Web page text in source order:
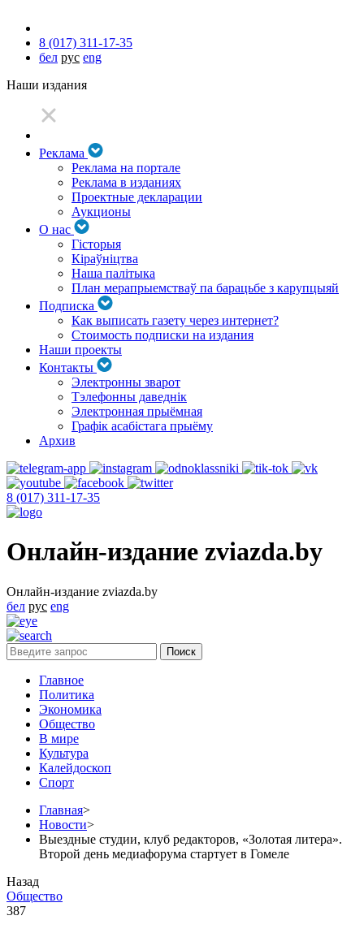
8 (017) 311-17-35
бел рус eng
Наши издания
Реклама
Реклама на портале
Реклама в изданиях
Проектные декларации
Аукционы
О нас
Гісторыя
Кіраўніцтва
Наша палітыка
План мерапрыемстваў па барацьбе з карупцыяй
Подписка
Как выписать газету через интернет?
Стоимость подписки на издания
Наши проекты
Контакты
Электронны зварот
Тэлефонны даведнік
Электронная прыёмная
Графік асабістага прыёму
Архив
8 (017) 311-17-35
Онлайн-издание zviazda.by
Онлайн-издание zviazda.by
бел рус eng
Главное
Политика
Экономика
Общество
В мире
Культура
Калейдоскоп
Спорт
Главная>
Новости>
Выездные студии, клуб редакторов, «Золотая литера».
Второй день медиафорума стартует в Гомеле
Назад
Общество
387